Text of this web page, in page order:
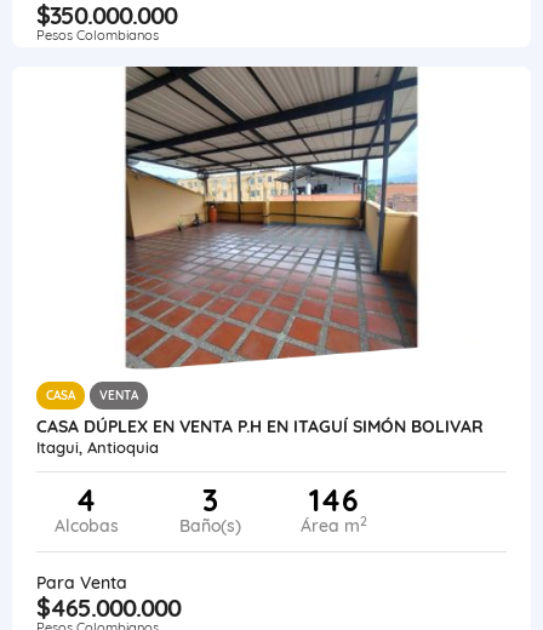
$350.000.000
Pesos Colombianos
CASA VENTA
CASA DÚPLEX EN VENTA P.H EN ITAGUÍ SIMÓN BOLIVAR
Itagui, Antioquia
4
Alcobas
3
Baño(s)
146
Área m2
Para Venta
$465.000.000